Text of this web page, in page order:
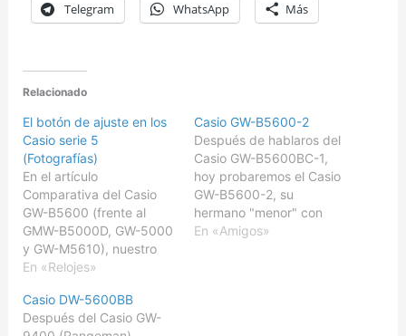
Telegram WhatsApp Más
Relacionado
El botón de ajuste en los
Casio serie 5
(Fotografías)
En el artículo
Comparativa del Casio
GW-B5600 (frente al
GMW-B5000D, GW-5000
y GW-M5610), nuestro
fiel seguidor WR_100, se
que en su Casio DW-
5600E era normal que el
En «Relojes»
Casio GW-B5600-2
Después de hablaros del
Casio GW-B5600BC-1,
hoy probaremos el Casio
GW-B5600-2, su
hermano "menor" con
correa de resina, y que
En «Amigos»
Casio DW-5600BB
Después del Casio GW-